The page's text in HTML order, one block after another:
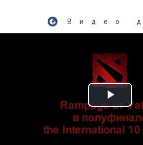
Видео
Play